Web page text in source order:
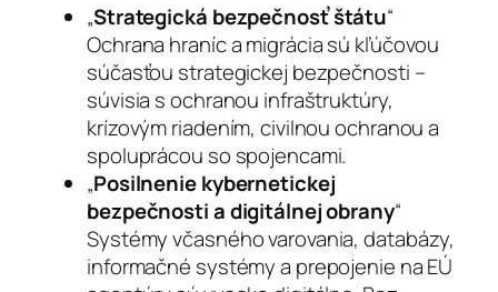
„Strategická bezpečnosť štátu“
Ochrana hraníc a migrácia sú kľúčovou
súčasťou strategickej bezpečnosti –
súvisia s ochranou infraštruktúry,
krízovým riadením, civilnou ochranou a
spoluprácou so spojencami.
„Posilnenie kybernetickej
bezpečnosti a digitálnej obrany“
Systémy včasného varovania, databázy,
informačné systémy a prepojenie na EÚ